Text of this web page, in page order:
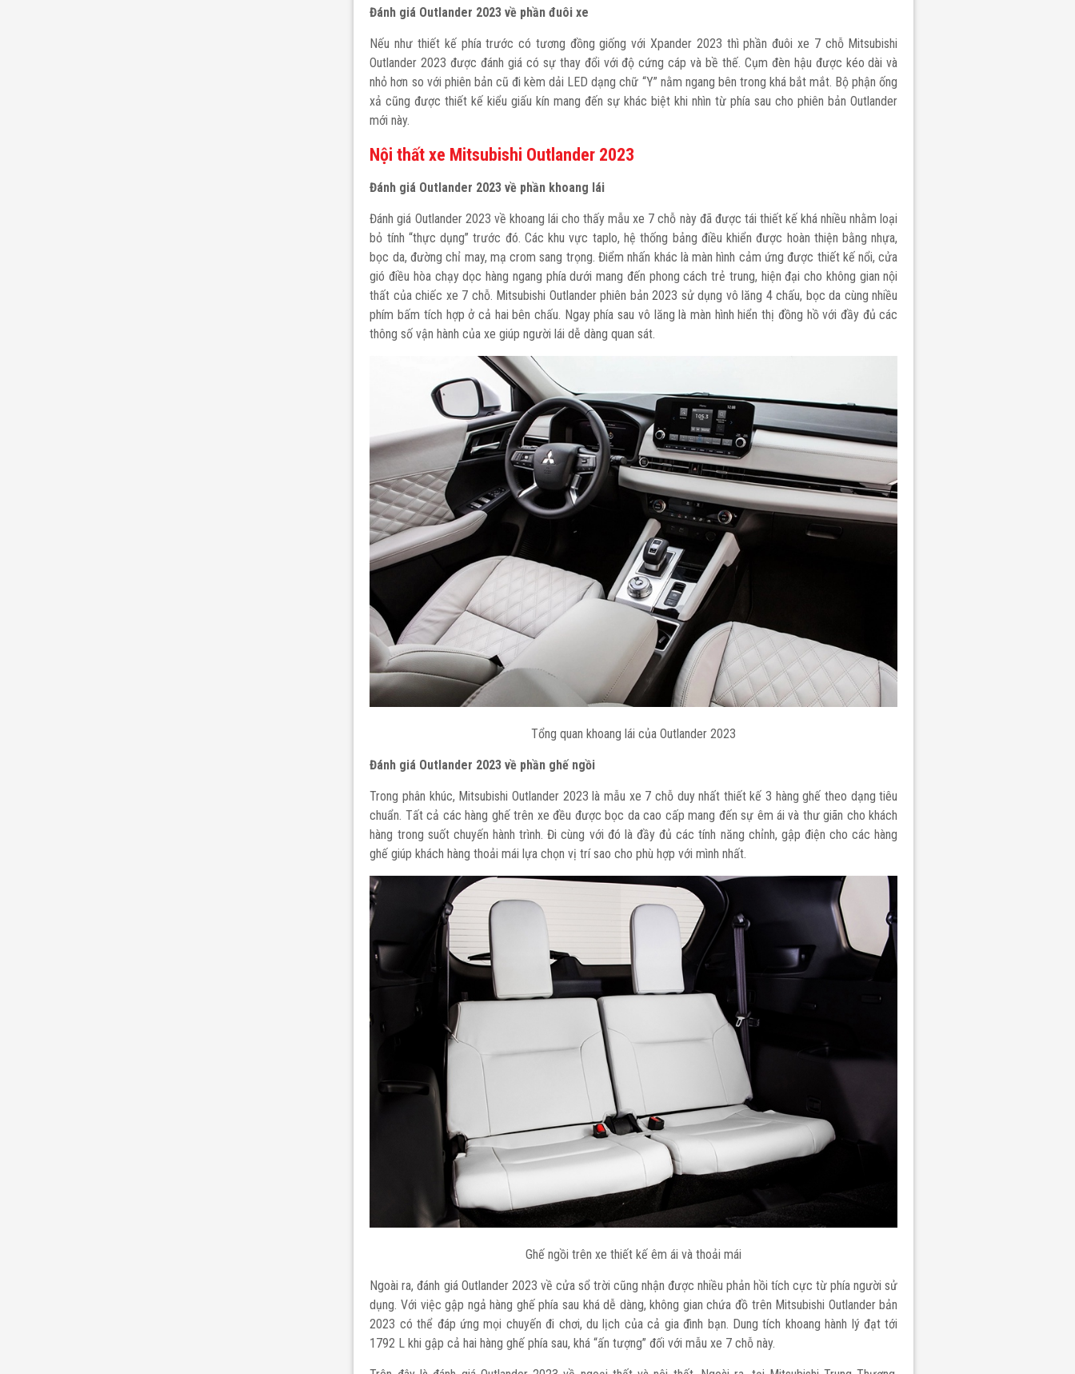
Đánh giá Outlander 2023 về phần đuôi xe
Nếu như thiết kế phía trước có tương đồng giống với Xpander 2023 thì phần đuôi xe 7 chỗ Mitsubishi
Outlander 2023 được đánh giá có sự thay đổi với độ cứng cáp và bề thế. Cụm đèn hậu được kéo dài và
nhỏ hơn so với phiên bản cũ đi kèm dải LED dạng chữ “Y” nằm ngang bên trong khá bắt mắt. Bộ phận ống
xả cũng được thiết kế kiểu giấu kín mang đến sự khác biệt khi nhìn từ phía sau cho phiên bản Outlander
mới này.
Nội thất xe Mitsubishi Outlander 2023
Đánh giá Outlander 2023 về phần khoang lái
Đánh giá Outlander 2023 về khoang lái cho thấy mẫu xe 7 chỗ này đã được tái thiết kế khá nhiều nhằm loại
bỏ tính “thực dụng” trước đó. Các khu vực taplo, hệ thống bảng điều khiển được hoàn thiện bằng nhựa,
bọc da, đường chỉ may, mạ crom sang trọng. Điểm nhấn khác là màn hình cảm ứng được thiết kế nổi, cửa
gió điều hòa chạy dọc hàng ngang phía dưới mang đến phong cách trẻ trung, hiện đại cho không gian nội
thất của chiếc xe 7 chỗ. Mitsubishi Outlander phiên bản 2023 sử dụng vô lăng 4 chấu, bọc da cùng nhiều
phím bấm tích hợp ở cả hai bên chấu. Ngay phía sau vô lăng là màn hình hiển thị đồng hồ với đầy đủ các
thông số vận hành của xe giúp người lái dễ dàng quan sát.
Tổng quan khoang lái của Outlander 2023
Đánh giá Outlander 2023 về phần ghế ngồi
Trong phân khúc, Mitsubishi Outlander 2023 là mẫu xe 7 chỗ duy nhất thiết kế 3 hàng ghế theo dạng tiêu
chuẩn. Tất cả các hàng ghế trên xe đều được bọc da cao cấp mang đến sự êm ái và thư giãn cho khách
hàng trong suốt chuyến hành trình. Đi cùng với đó là đầy đủ các tính năng chỉnh, gập điện cho các hàng
ghế giúp khách hàng thoải mái lựa chọn vị trí sao cho phù hợp với mình nhất.
Ghế ngồi trên xe thiết kế êm ái và thoải mái
Ngoài ra, đánh giá Outlander 2023 về cửa sổ trời cũng nhận được nhiều phản hồi tích cực từ phía người sử
dụng. Với việc gập ngả hàng ghế phía sau khá dễ dàng, không gian chứa đồ trên Mitsubishi Outlander bản
2023 có thể đáp ứng mọi chuyến đi chơi, du lịch của cả gia đình bạn. Dung tích khoang hành lý đạt tới
1792 L khi gập cả hai hàng ghế phía sau, khá “ấn tượng” đối với mẫu xe 7 chỗ này.